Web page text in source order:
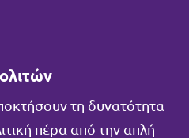
τη δυνατότητα
πέρα από την απλή